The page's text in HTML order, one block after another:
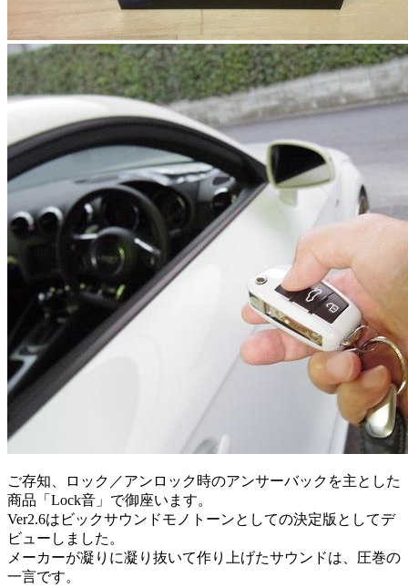
ご存知、ロック／アンロック時のアンサーバックを主とした
商品「Lock音」で御座います。
Ver2.6はビックサウンドモノトーンとしての決定版としてデ
ビューしました。
メーカーが凝りに凝り抜いて作り上げたサウンドは、圧巻の
一言です。